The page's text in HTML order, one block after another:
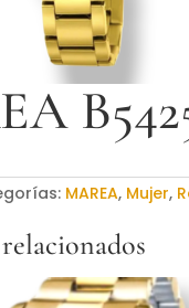
MAREA, Mujer,